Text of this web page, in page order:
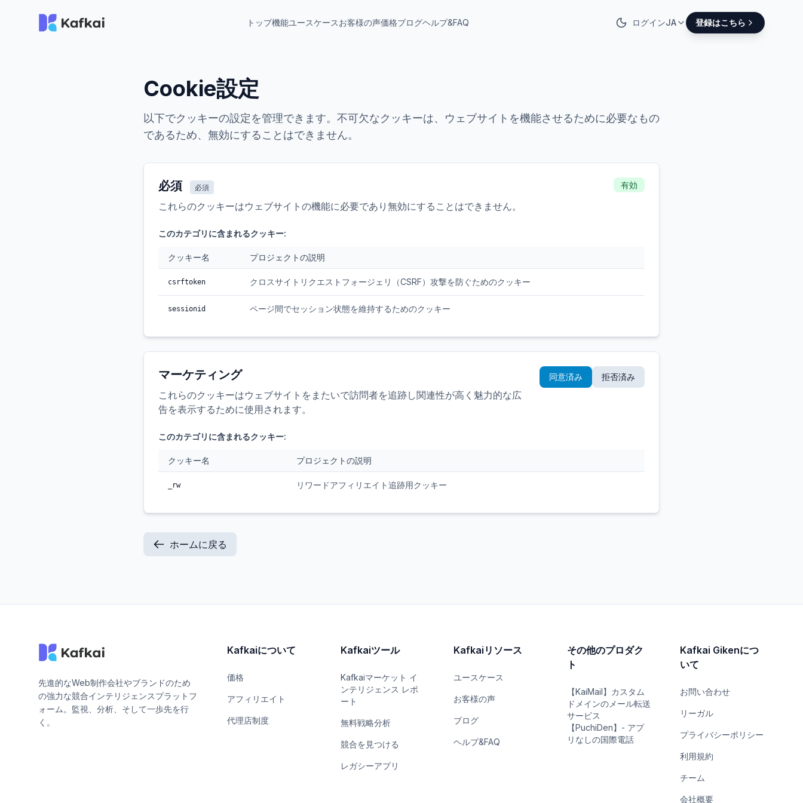
トップ機能ユースケースお客様の声価格ブログヘルプ&FAQ ログインJA 登録はこちら
Cookie設定
以下でクッキーの設定を管理できます。不可欠なクッキーは、ウェブサイトを機能させるために必要なもの
であるため、無効にすることはできません。
必須 必須
これらのクッキーはウェブサイトの機能に必要であり無効にすることはできません。
有効
このカテゴリに含まれるクッキー:
クッキー名 プロジェクトの説明
csrftoken クロスサイトリクエストフォージェリ（CSRF）攻撃を防ぐためのクッキー
sessionid ページ間でセッション状態を維持するためのクッキー
マーケティング
これらのクッキーはウェブサイトをまたいで訪問者を追跡し関連性が高く魅力的な広
告を表示するために使用されます。
同意済み 拒否済み
このカテゴリに含まれるクッキー:
クッキー名 プロジェクトの説明
_rw リワードアフィリエイト追跡用クッキー
ホームに戻る
先進的なWeb制作会社やブランドのため
の強力な競合インテリジェンスプラットフ
ォーム。監視、分析、そして一歩先を行
く。
Kafkaiについて
価格
アフィリエイト
代理店制度
Kafkaiツール
Kafkaiマーケット イ
ンテリジェンス レポ
ート
無料戦略分析
競合を見つける
レガシーアプリ
Kafkaiリソース
ユースケース
お客様の声
ブログ
ヘルプ&FAQ
その他のプロダク
ト
【KaiMail】カスタム
ドメインのメール転送
サービス
【PuchiDen】- アプ
リなしの国際電話
Kafkai Gikenにつ
いて
お問い合わせ
リーガル
プライバシーポリシー
利用規約
チーム
会社概要